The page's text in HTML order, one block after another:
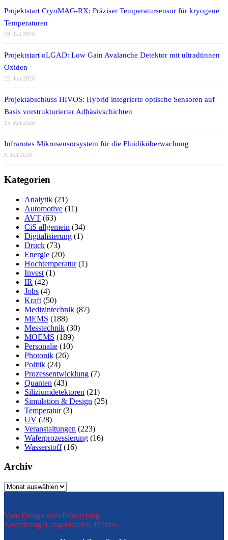
Projektstart CryoMAG-RX: Präziser Temperatursensor für kryogene
Temperaturen
29. Juli 2026
Projektstart oLGAD: Low Gain Avalanche Detektor mit ultradünnen
Oxiden
22. Juli 2026
Projektabschluss HIVOS: Hybrid integrierte optische Sensoren auf
Basis vorstrukturierter Adhäsivschichten
15. Juli 2026
Infrarotes Mikrosensorsystem für die Fluidiküberwachung
8. Juli 2026
Kategorien
Analytik (21)
Automotive (11)
AVT (63)
CiS allgemein (34)
Digitalisierung (1)
Druck (73)
Energie (20)
Hochtemperatur(1)
Invest (1)
IR (42)
Jobs (4)
Kraft (50)
Medizintechnik (87)
MEMS (188)
Messtechnik (30)
MOEMS (189)
Personalie (10)
Photonik (26)
Politik (24)
Prozessentwicklung (7)
Quanten (43)
Siliziumdetektoren (21)
Simulation & Design (25)
Temperatur(3)
UV (28)
Veranstaltungen (223)
Waferprozessierung (16)
Wasserstoff(16)
Archiv
Archiv
Vom Design zum Prototyping.
Zuverlässig. Langzeitstabil. Präzise.